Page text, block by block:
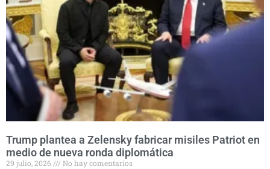
Trump plantea a Zelensky fabricar misiles Patriot en
medio de nueva ronda diplomática
29 julio, 2026 No hay comentarios